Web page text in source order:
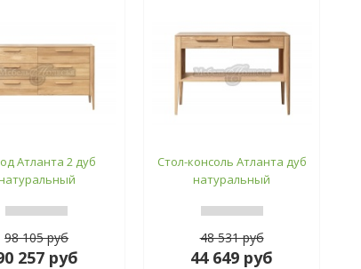
Атланта 2 дуб
98 105 руб
257 руб
Стол-консоль Атланта дуб
натуральный
48 531 руб
44 649 руб